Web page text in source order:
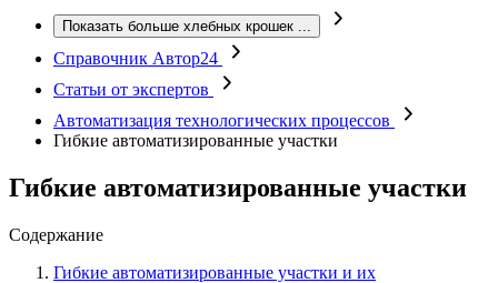
Показать больше хлебных крошек ...
Справочник Автор24
Статьи от экспертов
Автоматизация технологических процессов
Гибкие автоматизированные участки
Гибкие автоматизированные участки
Содержание
Гибкие автоматизированные участки и их